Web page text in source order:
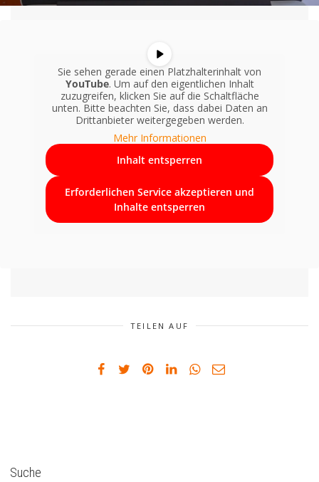
Sie sehen gerade einen Platzhalterinhalt von
YouTube. Um auf den eigentlichen Inhalt
zuzugreifen, klicken Sie auf die Schaltfläche
unten. Bitte beachten Sie, dass dabei Daten an
Drittanbieter weitergegeben werden.
Mehr Informationen
Inhalt entsperren
Erforderlichen Service akzeptieren und
Inhalte entsperren
TEILEN AUF
Suche